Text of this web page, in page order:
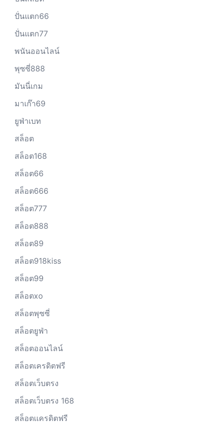
ปั่นแตก66
ปั่นแตก77
พนันออนไลน์
พุซซี่888
มันนี่เกม
มาเก๊า69
ยูฟ่าเบท
สล็อต
สล็อต168
สล็อต66
สล็อต666
สล็อต777
สล็อต888
สล็อต89
สล็อต918kiss
สล็อต99
สล็อตxo
สล็อตพุซซี่
สล็อตยูฟ่า
สล็อตออนไลน์
สล็อตเครดิตฟรี
สล็อตเว็บตรง
สล็อตเว็บตรง 168
สล็อตเเครดิตฟรี